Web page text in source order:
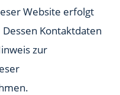
Website erfolgt
Kontaktdaten
zur